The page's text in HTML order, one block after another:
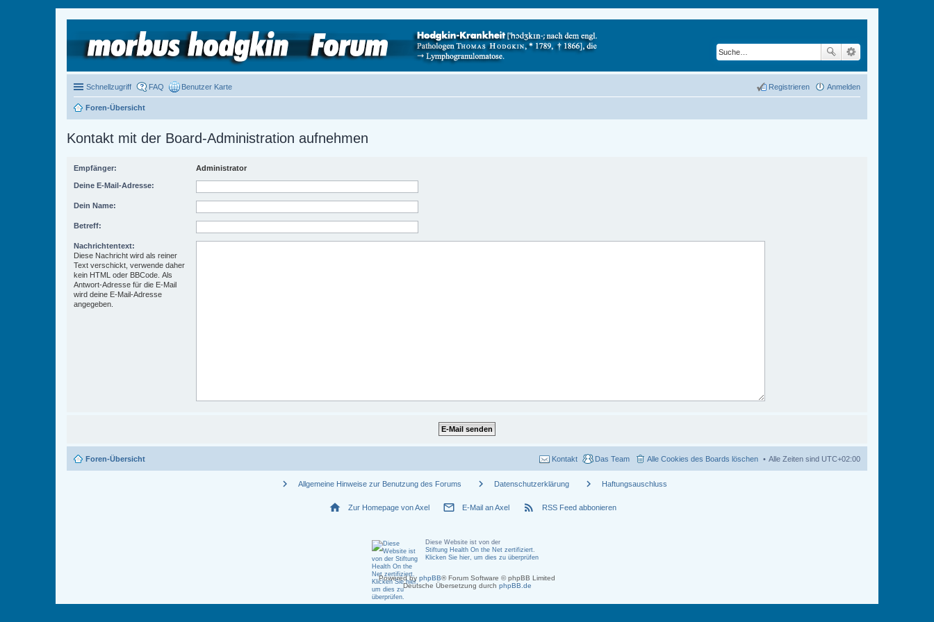
Schnellzugriff FAQ Benutzer Karte Anmelden
Registrieren
Foren-Übersicht
Kontakt mit der Board-Administration aufnehmen
Empfänger: Administrator
Deine E-Mail-Adresse:
Dein Name:
Betreff:
Nachrichtentext:
Diese Nachricht wird als reiner
Text verschickt, verwende daher
kein HTML oder BBCode. Als
Antwort-Adresse für die E-Mail
wird deine E-Mail-Adresse
angegeben.
Foren-Übersicht Alle Zeiten sind UTC+02:00
Alle Cookies des Boards löschen
Das Team
Kontakt
chevron_right Allgemeine Hinweise zur Benutzung des Forums chevron_right Datenschutzerklärung chevron_right Haftungsauschluss
home Zur Homepage von Axel mail_outline E-Mail an Axel rss_feed RSS Feed abbonieren
Diese Website ist von der
Stiftung Health On the Net zertifiziert.
Klicken Sie hier, um dies zu überprüfen
Powered by phpBB® Forum Software © phpBB Limited
Deutsche Übersetzung durch phpBB.de